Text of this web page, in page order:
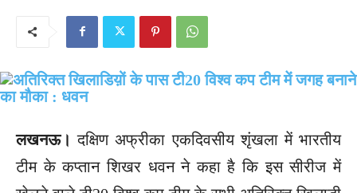
लखनऊ। दक्षिण अफ्रीका एकदिवसीय शृंखला में भारतीय
टीम के कप्तान शिखर धवन ने कहा है कि इस सीरीज में